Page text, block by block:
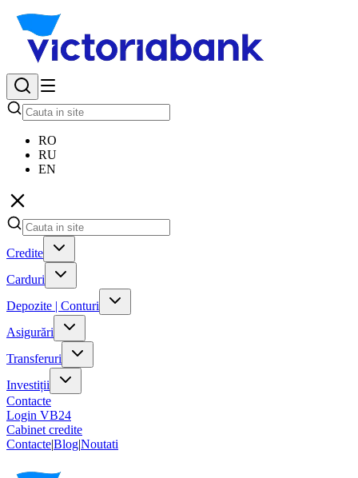
RO
RU
EN
Credite
Carduri
Depozite | Conturi
Asigurări
Transferuri
Investiții
Contacte
Login VB24
Cabinet credite
Contacte|Blog|Noutati